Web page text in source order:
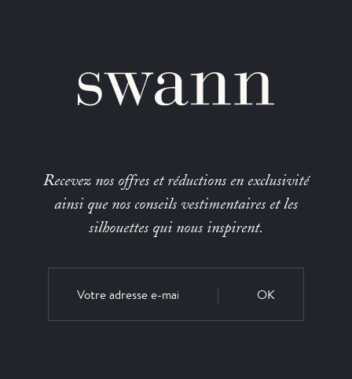
Recevez nos offres et réductions en exclusivité
ainsi que nos conseils vestimentaires et les
silhouettes qui nous inspirent.
OK